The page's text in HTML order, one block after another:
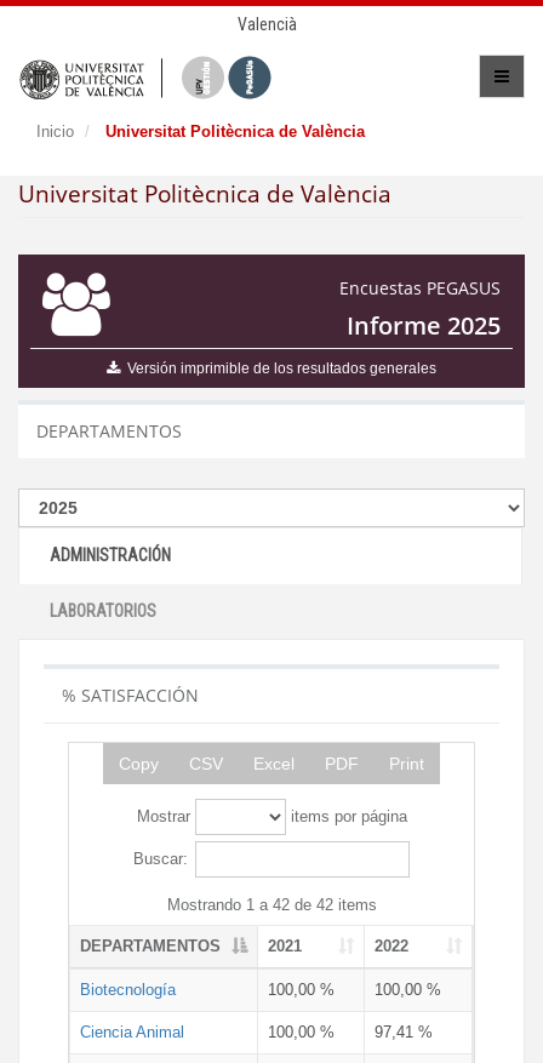
Valencià
Inicio Universitat Politècnica de València
Universitat Politècnica de València
Encuestas PEGASUS
Informe 2025
Versión imprimible de los resultados generales
DEPARTAMENTOS
ADMINISTRACIÓN
LABORATORIOS
% SATISFACCIÓN
Copy CSV Excel PDF Print
Mostrar items por página
Buscar:
Mostrando 1 a 42 de 42 items
DEPARTAMENTOS 2021 2022
Biotecnología 100,00 % 100,00 %
Ciencia Animal 100,00 % 97,41 %